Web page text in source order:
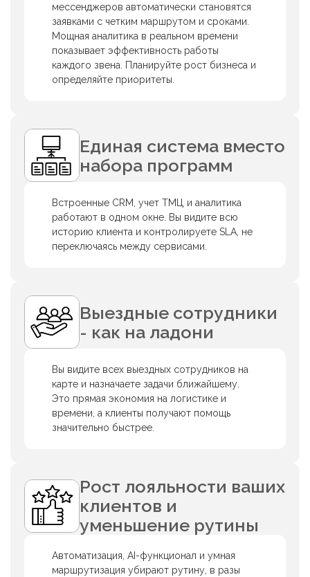
мессенджеров автоматически становятся
заявками с четким маршрутом и сроками.
Мощная аналитика в реальном времени
показывает эффективность работы
каждого звена. Планируйте рост бизнеса и
определяйте приоритеты.
Единая система вместо
набора программ
Встроенные CRM, учет ТМЦ и аналитика
работают в одном окне. Вы видите всю
историю клиента и контролируете SLA, не
переключаясь между сервисами.
Выездные сотрудники
- как на ладони
Вы видите всех выездных сотрудников на
карте и назначаете задачи ближайшему.
Это прямая экономия на логистике и
времени, а клиенты получают помощь
значительно быстрее.
Рост лояльности ваших
клиентов и
уменьшение рутины
Автоматизация, AI-функционал и умная
маршрутизация убирают рутину, в разы